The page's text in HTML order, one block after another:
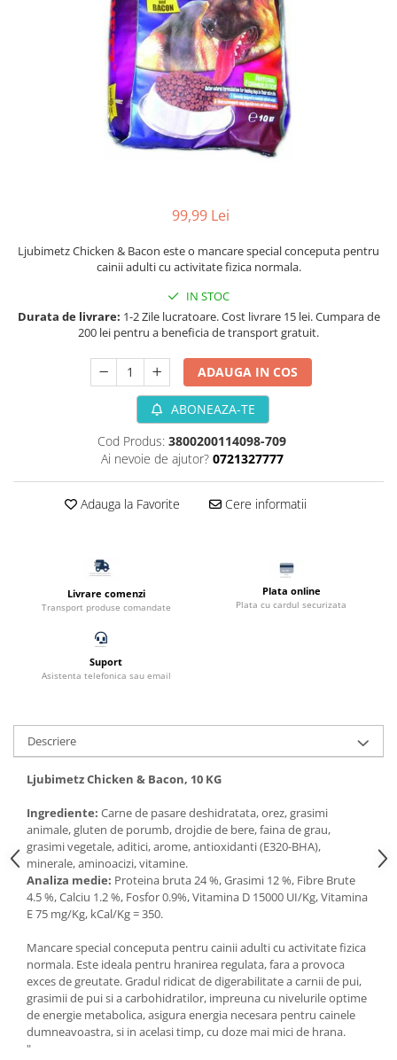
Zgarzi si hamuri caini
Suplimente vitamino minerale
Recompense pisici
Asternut pentru litiere
Toaletare pisici
Antiparazitare pisici
Hrana pesti acvariu
Filtru intern acvariu
Pompe aer acvariu
Pompa apa acvariu
Lampa pentru acvariu
Substrat acvariu
Sisteme CO2
Fertilizatori acvarii
Furtune si conectori acvarii
Curatare acvarii
Conditioneri apa acvariu
Medii filtrante
Decoruri si plante artificiale
Accesorii acvarii
Piese de schimb
Pasari
Batoane
Colivii pentru pasari
Hrana pasari
Rozatoare
Igiena rozatoare
Hrana Rozatoare
Masini de tuns caini
Accesorii masini tuns caini
Antiparazitare caini
Accesorii diverse caini
Fertilizatori acvarii
Tratamente pesti acvariu
Furtune si conectori acvarii
Curatare acvarii
Decoruri si plante artificiale
Accesorii acvarii
Piese de schimb
99,99 Lei
Ljubimetz Chicken & Bacon este o mancare special conceputa pentru
cainii adulti cu activitate fizica normala.
IN STOC
Durata de livrare: 1-2 Zile lucratoare. Cost livrare 15 lei. Cumpara de
200 lei pentru a beneficia de transport gratuit.
ADAUGA IN COS
ABONEAZA-TE
Cod Produs: 3800200114098-709
Ai nevoie de ajutor? 0721327777
Adauga la Favorite Cere informatii
Livrare comenzi
Transport produse comandate
Plata online
Plata cu cardul securizata
Suport
Asistenta telefonica sau email
Descriere
Ljubimetz Chicken & Bacon, 10 KG
Ingrediente: Carne de pasare deshidratata, orez, grasimi
animale, gluten de porumb, drojdie de bere, faina de grau,
grasimi vegetale, aditici, arome, antioxidanti (E320-BHA),
minerale, aminoacizi, vitamine.
Analiza medie: Proteina bruta 24 %, Grasimi 12 %, Fibre Brute
4.5 %, Calciu 1.2 %, Fosfor 0.9%, Vitamina D 15000 UI/Kg, Vitamina
E 75 mg/Kg, kCal/Kg = 350.
Mancare special conceputa pentru cainii adulti cu activitate fizica
normala. Este ideala pentru hranirea regulata, fara a provoca
exces de greutate. Gradul ridicat de digerabilitate a carnii de pui,
grasimii de pui si a carbohidratilor, impreuna cu nivelurile optime
de energie metabolica, asigura energia necesara pentru cainele
dumneavoastra, si in acelasi timp, cu doze mai mici de hrana.
"